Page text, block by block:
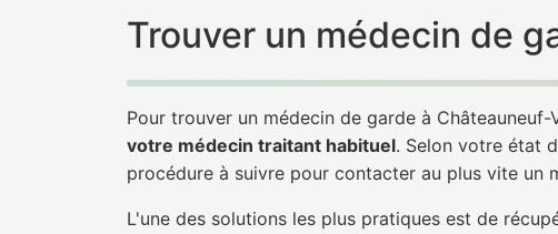
Trouver un médecin de
Pour trouver un médecin de garde à
votre médecin traitant habituel. Selon votre état
procédure à suivre pour contacter au plus vite un
L'une des solutions les plus pratiques est de